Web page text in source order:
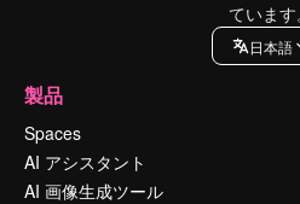
ています
日本語
製品
Spaces
AI アシスタント
AI 画像生成ツール